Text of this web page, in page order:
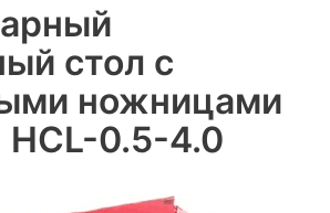
стол с
ножницами
HCL-0.5-4.0